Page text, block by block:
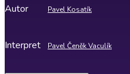
Autor Pavel Kosatík
Interpret Pavel Čeněk Vaculík